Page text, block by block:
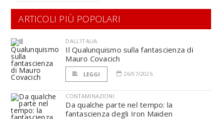
ARTICOLI PIÙ POPOLARI
DALL'ITALIA
Il Qualunquismo sulla fantascienza di
Mauro Covacich
LEGGI 26/07/2026
CONTAMINAZIONI
Da qualche parte nel tempo: la
fantascienza degli Iron Maiden